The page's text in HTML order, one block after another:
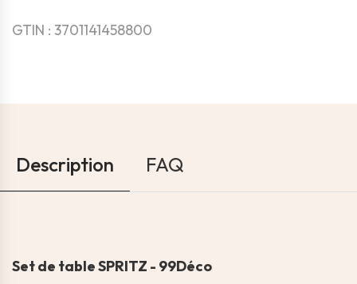
GTIN : 3701141458800
Description FAQ
Set de table SPRITZ - 99Déco